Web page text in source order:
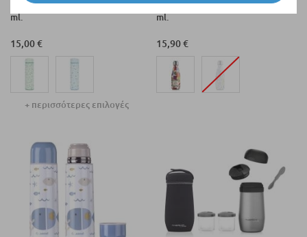
Θερμός Kikka Boo Savanna 500
ml.
15,00 €
+ περισσότερες επιλογές
Θερμός Jane Liquid Line, 350
ml.
15,90 €